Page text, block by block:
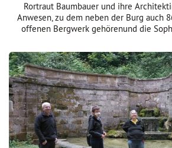
Rortraut Baumbauer und ihre
Anwesen, zu dem neben der Burg auch
offenen Bergwerk gehörenund die